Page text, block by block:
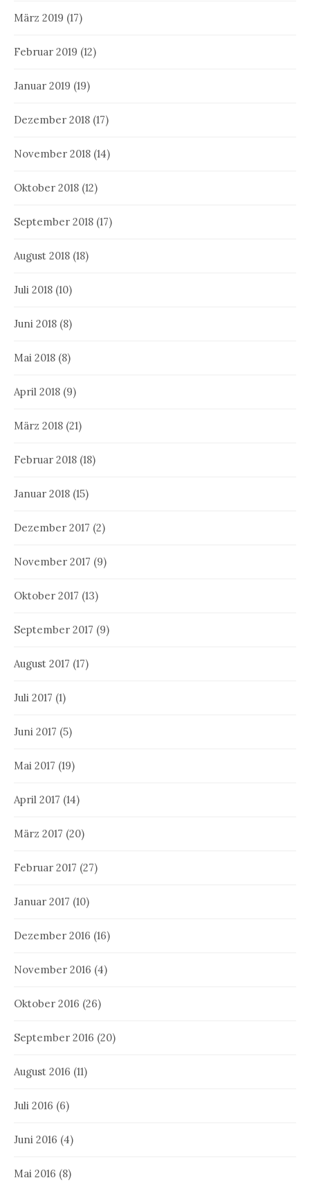
März 2019 (17)
Februar 2019 (12)
Januar 2019 (19)
Dezember 2018 (17)
November 2018 (14)
Oktober 2018 (12)
September 2018 (17)
August 2018 (18)
Juli 2018 (10)
Juni 2018 (8)
Mai 2018 (8)
April 2018 (9)
März 2018 (21)
Februar 2018 (18)
Januar 2018 (15)
Dezember 2017 (2)
November 2017 (9)
Oktober 2017 (13)
September 2017 (9)
August 2017 (17)
Juli 2017 (1)
Juni 2017 (5)
Mai 2017 (19)
April 2017 (14)
März 2017 (20)
Februar 2017 (27)
Januar 2017 (10)
Dezember 2016 (16)
November 2016 (4)
Oktober 2016 (26)
September 2016 (20)
August 2016 (11)
Juli 2016 (6)
Juni 2016 (4)
Mai 2016 (8)